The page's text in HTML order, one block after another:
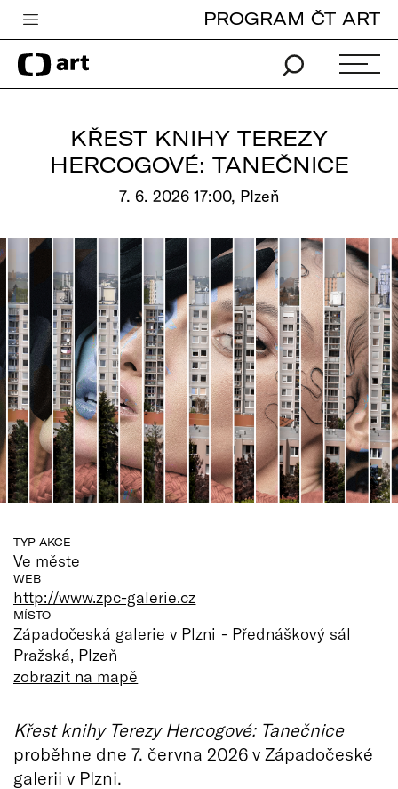
Česká televize
Zpravodajství
iVysílání
Vše o ČT
PROGRAM ČT ART
KŘEST KNIHY TEREZY
HERCOGOVÉ: TANEČNICE
7. 6. 2026 17:00, Plzeň
TYP AKCE
Ve měste
WEB
http://www.zpc-galerie.cz
MÍSTO
Západočeská galerie v Plzni - Přednáškový sál
Pražská, Plzeň
zobrazit na mapě
Křest knihy Terezy Hercogové: Tanečnice
proběhne dne 7. června 2026 v Západočeské
galerii v Plzni.